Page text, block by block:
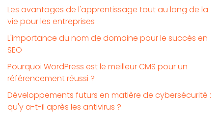
Les avantages de l'apprentissage tout au long de la
vie pour les entreprises
L'importance du nom de domaine pour le succès en
SEO
Pourquoi WordPress est le meilleur CMS pour un
référencement réussi ?
Développements futurs en matière de cybersécurité :
qu'y a-t-il après les antivirus ?